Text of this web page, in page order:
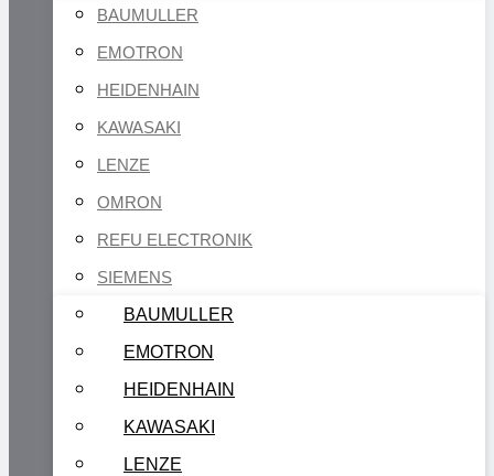
BAUMULLER
EMOTRON
HEIDENHAIN
KAWASAKI
LENZE
OMRON
REFU ELECTRONIK
SIEMENS
BAUMULLER
EMOTRON
HEIDENHAIN
KAWASAKI
LENZE